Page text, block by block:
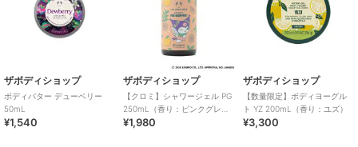
ザボディショップ
ボディバター デューベリー
50mL
¥1,540
ザボディショップ
【クロミ】シャワージェル PG
250mL（香り：ピンクグレー
プフルーツ）
¥1,980
ザボディショップ
【数量限定】ボディヨーグル
ト YZ 200mL（香り：ユズ）
¥3,300